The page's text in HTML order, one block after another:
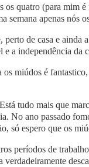
os quatro (para mim
semana apenas nós
de casa e ainda
e a independência da
miúdos é
tudo mais que
No ano passado
só espero que os
períodos de